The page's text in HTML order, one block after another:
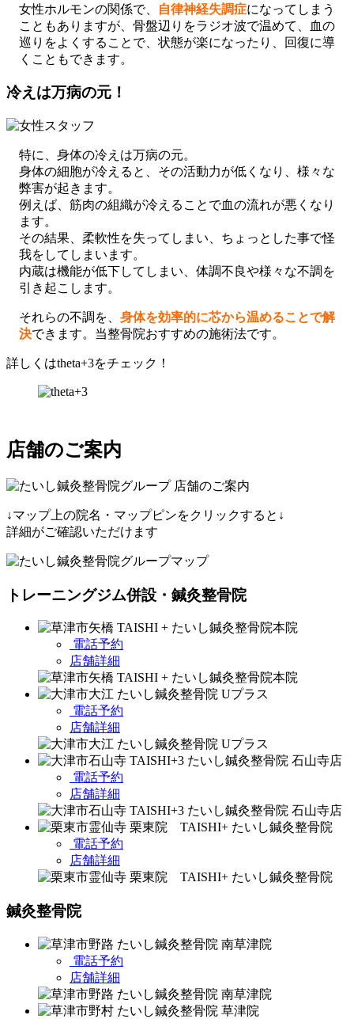
女性ホルモンの関係で、 自律神経失調症になってしまう
こともありますが、骨盤辺りをラジオ波で温めて、血の
巡りをよくすることで、状態が楽になったり、回復に導
くこともできます。
冷えは万病の元！
特に、身体の冷えは万病の元。
身体の細胞が冷えると、その活動力が低くなり、様々な
弊害が起きます。
例えば、筋肉の組織が冷えることで血の流れが悪くなり
ます。
その結果、柔軟性を失ってしまい、ちょっとした事で怪
我をしてしまいます。
内蔵は機能が低下してしまい、体調不良や様々な不調を
引き起こします。
それらの不調を、 身体を効率的に芯から温めることで解
決できます。当整骨院おすすめの施術法です。
詳しくはtheta+3をチェック！
店舗のご案内
↓マップ上の院名・マップピンをクリックすると↓
詳細がご確認いただけます
トレーニングジム併設・鍼灸整骨院
電話予約
店舗詳細
電話予約
店舗詳細
電話予約
店舗詳細
電話予約
店舗詳細
鍼灸整骨院
電話予約
店舗詳細